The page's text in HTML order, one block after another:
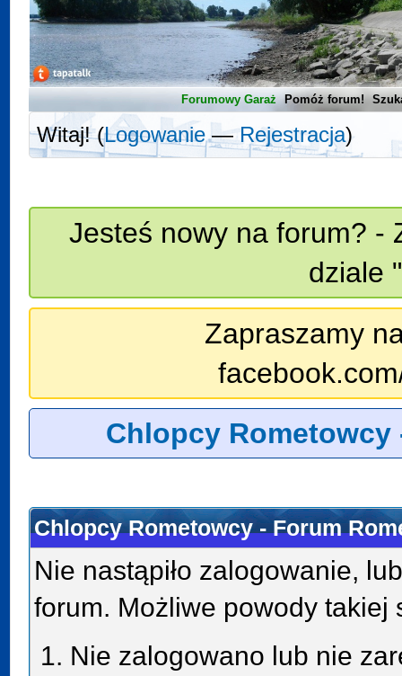
Forumowy Garaż Pomóż forum!
Witaj! (Logowanie—Rejestracja)
Jesteś nowy na forum? -
dziale
Zapraszamy
Chlopcy Rometowcy
Chlopcy Rometowcy - Forum
Nie nastąpiło zalogowanie,
forum. Możliwe powody takiej
Nie zalogowano lub nie